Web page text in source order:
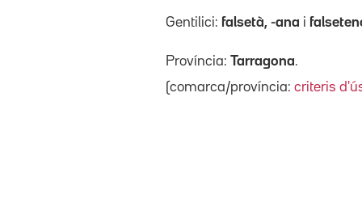
Gentilici: falsetà, -ana i
Província: Tarragona.
(comarca/província: criteris